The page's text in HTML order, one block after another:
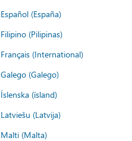
Español (España)
Filipino (Pilipinas)
Français (International)
Galego (Galego)
Íslenska (ísland)
Latviešu (Latvija)
Malti (Malta)